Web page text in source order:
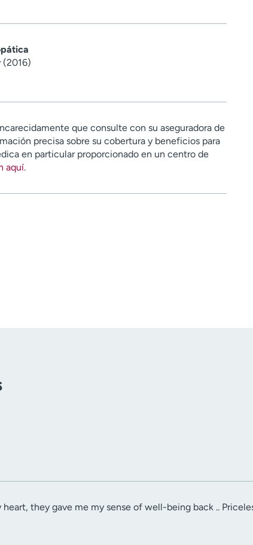
(2016)
que consulte con su aseguradora de
precisa sobre su cobertura y beneficios para
en particular proporcionado en un centro de
aquí.
they gave me my sense of well-being back ..